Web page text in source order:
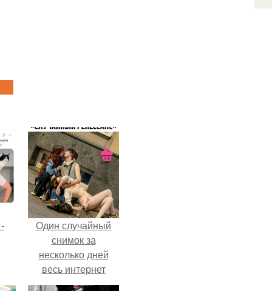
Один случайный
снимок за
несколько дней
весь интернет
облетел.